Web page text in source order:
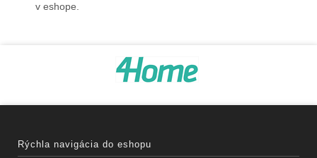
v eshope.
Rýchla navigácia do eshopu